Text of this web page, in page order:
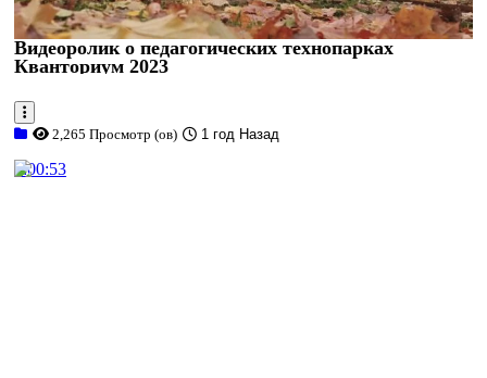
Видеоролик о педагогических технопарках
Кванториум 2023
2,265 Просмотр (ов) 1 год Назад
0:00:53